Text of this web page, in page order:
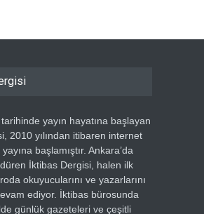
yayın hayatına başlayan
2010 yılından itibaren internet
başlamıştır. Ankara’da
İktibas Dergisi, halen ilk
okuyucularını ve yazarlarını
ediyor. İktibas bürosunda
günlük gazeteleri ve çeşitli